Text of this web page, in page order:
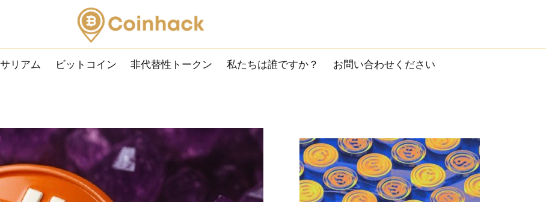
リアム ビットコイン 非代替性トークン 私たちは誰ですか？ お問い合わせください